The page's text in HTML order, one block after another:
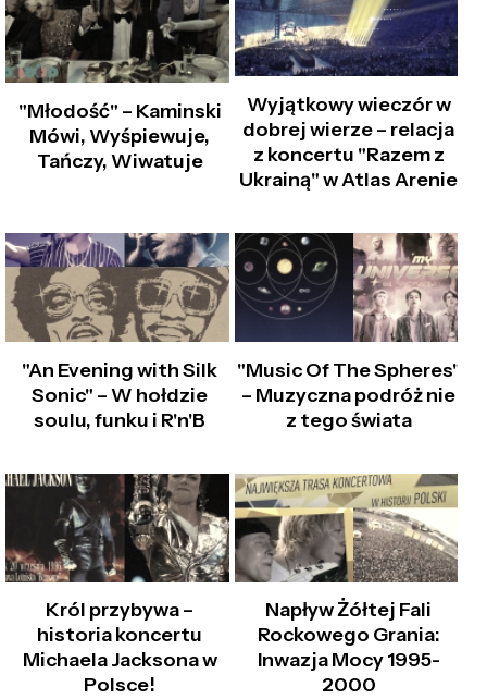
"Młodość" – Kaminski
Mówi, Wyśpiewuje,
Tańczy, Wiwatuje
Wyjątkowy wieczór w
dobrej wierze – relacja
z koncertu "Razem z
Ukrainą" w Atlas Arenie
"An Evening with Silk
Sonic" – W hołdzie
soulu, funku i R'n'B
"Music Of The Spheres"
– Muzyczna podróż nie
z tego świata
Król przybywa –
historia koncertu
Michaela Jacksona w
Polsce!
Napływ Żółtej Fali
Rockowego Grania:
Inwazja Mocy 1995-
2000